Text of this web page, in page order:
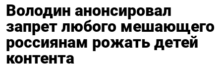
Володин анонсировал
запрет любого мешающего
россиянам рожать детей
контента